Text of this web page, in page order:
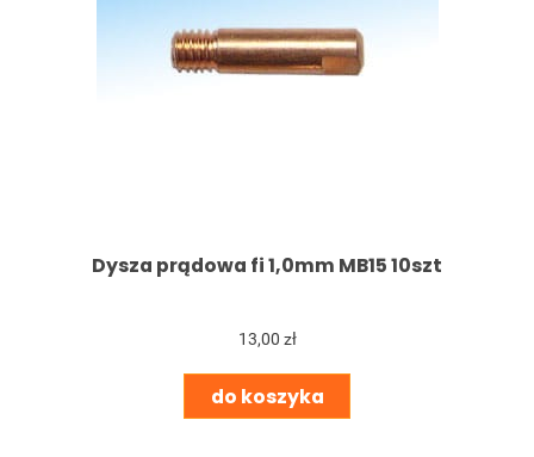
Dysza prądowa fi 1,0mm MB15 10szt
13,00 zł
do koszyka